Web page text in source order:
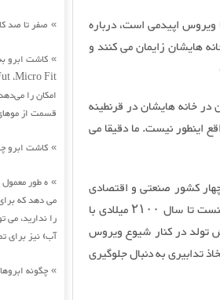
» صفر تا صد
»
امکان را
قسمت از
» کاشت ابرو
» ه طور
می دهد که
را ندارید، می
آب) نیز برای
» چگونه
ویروس اپیدمی است، درباره
هایشان زایمان می کنند و
خانه هایشان در قرنطینه
اینطور نیست. ما دقیقا می
کشور صنعتی و اقتصادی
آسیا از جمله کشورهایی هستند که بر اساس پیش بینی های مجله لنست تا سال ۲۱۰۰ میلادی با
تولد در کنار شیوع ویروس
تدابیری به دنبال جلوگیری